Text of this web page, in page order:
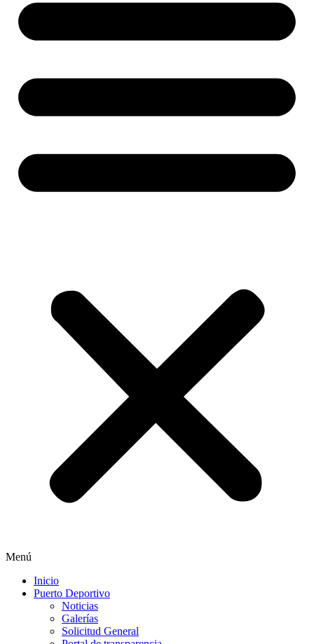
Menú
Inicio
Puerto Deportivo
Noticias
Galerías
Solicitud General